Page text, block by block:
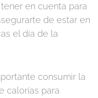
en cuenta para
de estar en
el día de la
consumir la
calorías para